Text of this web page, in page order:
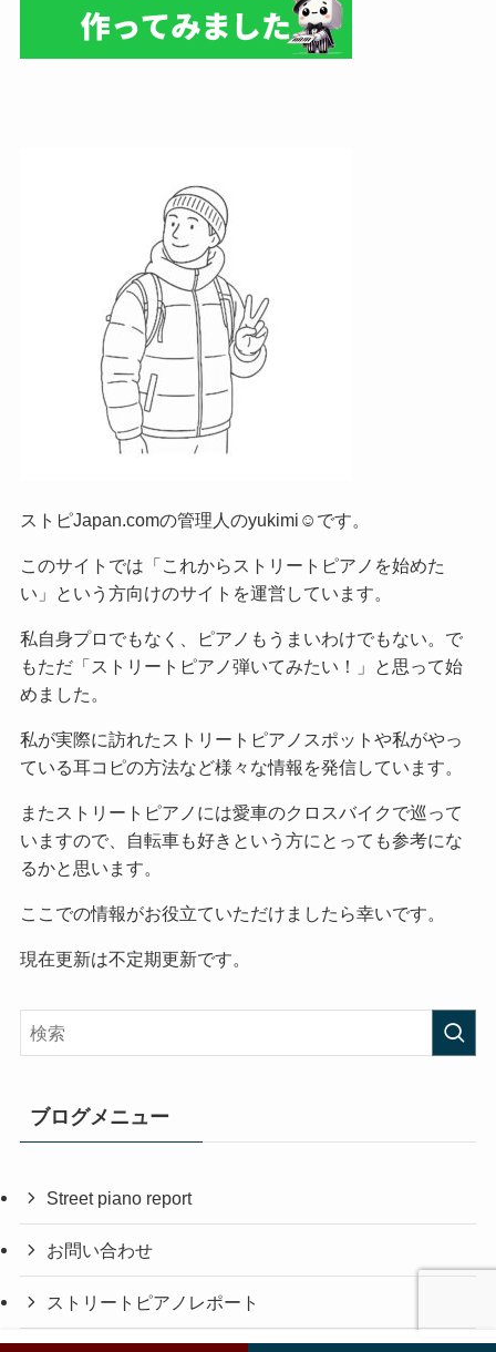
ストピJapan.comの管理人のyukimi☺です。
このサイトでは「これからストリートピアノを始めた
い」という方向けのサイトを運営しています。
私自身プロでもなく、ピアノもうまいわけでもない。で
もただ「ストリートピアノ弾いてみたい！」と思って始
めました。
私が実際に訪れたストリートピアノスポットや私がやっ
ている耳コピの方法など様々な情報を発信しています。
またストリートピアノには愛車のクロスバイクで巡って
いますので、自転車も好きという方にとっても参考にな
るかと思います。
ここでの情報がお役立ていただけましたら幸いです。
現在更新は不定期更新です。
ブログメニュー
Street piano report
お問い合わせ
ストリートピアノレポート